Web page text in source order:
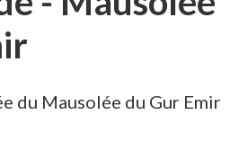
du Mausolée du Gur Emir